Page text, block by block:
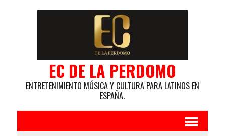
EC DE LA PERDOMO
ENTRETENIMIENTO MÚSICA Y CULTURA PARA LATINOS EN
ESPAÑA.